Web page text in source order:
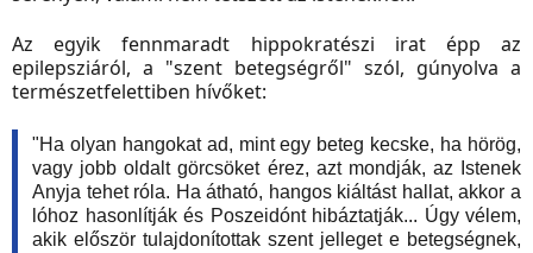
Az egyik fennmaradt hippokratészi irat épp az
epilepsziáról, a "szent betegségről" szól, gúnyolva a
természetfelettiben hívőket:
"Ha olyan hangokat ad, mint egy beteg kecske, ha hörög,
vagy jobb oldalt görcsöket érez, azt mondják, az Istenek
Anyja tehet róla. Ha átható, hangos kiáltást hallat, akkor a
lóhoz hasonlítják és Poszeidónt hibáztatják... Úgy vélem,
akik először tulajdonítottak szent jelleget e betegségnek,